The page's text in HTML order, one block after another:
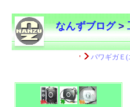
なんずブログ>